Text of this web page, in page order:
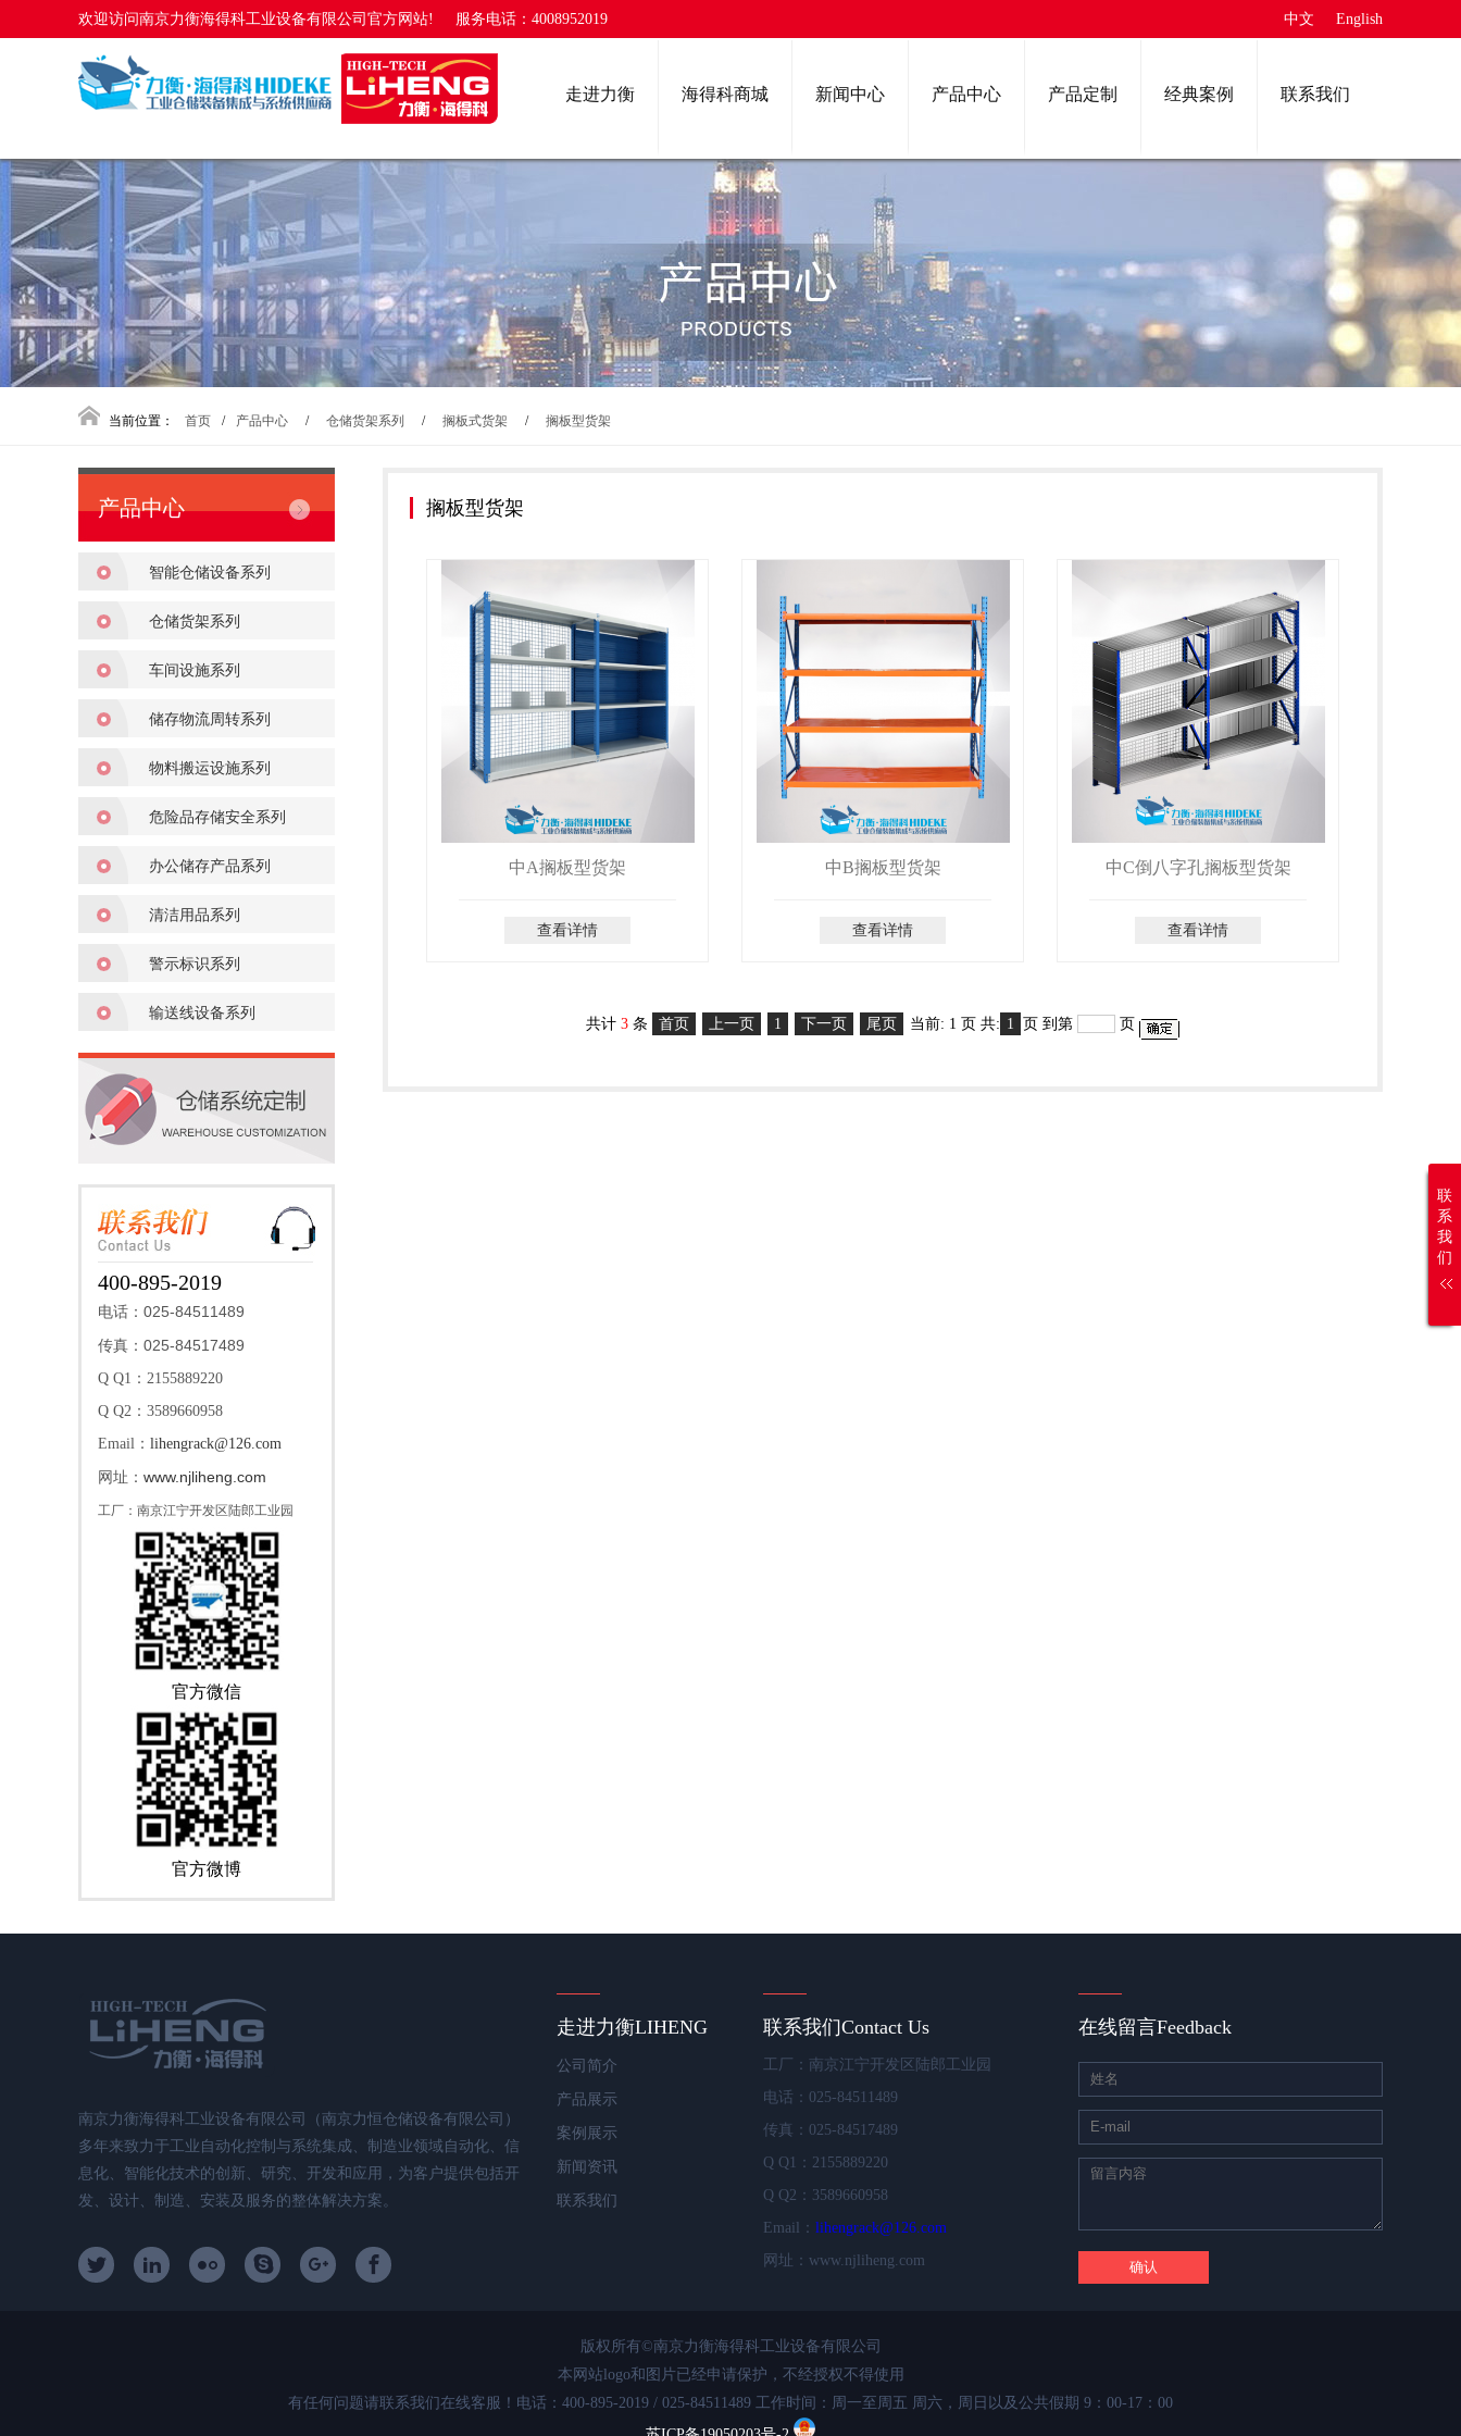
欢迎访问南京力衡海得科工业设备有限公司官方网站! 服务电话：4008952019 中文 English
走进力衡 海得科商城 新闻中心 产品中心 产品定制 经典案例 联系我们
当前位置： 首页 / 产品中心 / 仓储货架系列 / 搁板式货架 / 搁板型货架
产品中心
智能仓储设备系列
仓储货架系列
车间设施系列
储存物流周转系列
物料搬运设施系列
危险品存储安全系列
办公储存产品系列
清洁用品系列
警示标识系列
输送线设备系列
400-895-2019
电话： 025-84511489
传真： 025-84517489
Q Q1：2155889220
Q Q2：3589660958
Email： lihengrack@126.com
网址： www.njliheng.com
工厂：南京江宁开发区陆郎工业园
官方微信
官方微博
搁板型货架
中A搁板型货架
查看详情
中B搁板型货架
查看详情
中C倒八字孔搁板型货架
查看详情
共计 3 条 首页 上一页 1 下一页 尾页 当前: 1 页 共: 1 页 到第 页
南京力衡海得科工业设备有限公司（南京力恒仓储设备有限公司）
多年来致力于工业自动化控制与系统集成、制造业领域自动化、信
息化、智能化技术的创新、研究、开发和应用，为客户提供包括开
发、设计、制造、安装及服务的整体解决方案。
走进力衡LIHENG
公司简介
产品展示
案例展示
新闻资讯
联系我们
联系我们Contact Us
工厂：南京江宁开发区陆郎工业园
电话：025-84511489
传真：025-84517489
Q Q1：2155889220
Q Q2：3589660958
Email： lihengrack@126.com
网址：www.njliheng.com
在线留言Feedback
版权所有©南京力衡海得科工业设备有限公司
本网站logo和图片已经申请保护，不经授权不得使用
有任何问题请联系我们在线客服！电话：400-895-2019 / 025-84511489 工作时间：周一至周五 周六，周日以及公共假期 9：00-17：00
联
系
我
们